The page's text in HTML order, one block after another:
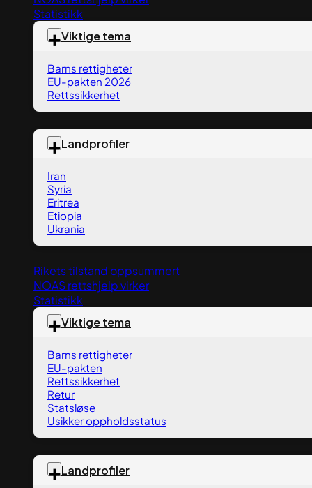
Statistikk
Viktige tema
Barns rettigheter
EU-pakten 2026
Rettssikkerhet
Landprofiler
Iran
Syria
Eritrea
Etiopia
Ukrania
Rikets tilstand oppsummert
NOAS rettshjelp virker
Statistikk
Viktige tema
Barns rettigheter
EU-pakten
Rettssikkerhet
Retur
Statsløse
Usikker oppholdsstatus
Landprofiler